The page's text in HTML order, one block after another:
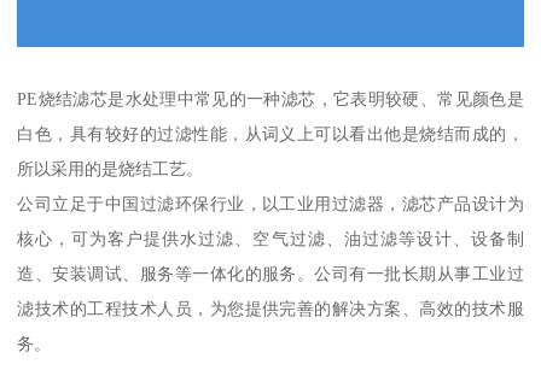
PE烧结滤芯是水处理中常见的一种滤芯，它表明较硬、常见颜色是
白色，具有较好的过滤性能，从词义上可以看出他是烧结而成的，
所以采用的是烧结工艺。
公司立足于中国过滤环保行业，以工业用过滤器，滤芯产品设计为
核心，可为客户提供水过滤、空气过滤、油过滤等设计、设备制
造、安装调试、服务等一体化的服务。公司有一批长期从事工业过
滤技术的工程技术人员，为您提供完善的解决方案、高效的技术服
务。